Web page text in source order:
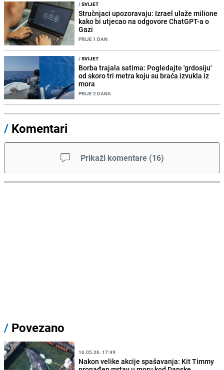
/SVIJET
Stručnjaci upozoravaju: Izrael ulaže milione
kako bi utjecao na odgovore ChatGPT-a o
Gazi
PRIJE 1 DAN
/SVIJET
Borba trajala satima: Pogledajte 'grdosiju'
od skoro tri metra koju su braća izvukla iz
mora
PRIJE 2 DANA
/ Komentari
Prikaži komentare (16)
/ Povezano
16.05.26. 17:49
Nakon velike akcije spašavanja: Kit Timmy